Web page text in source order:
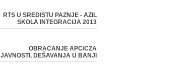
RTS U SREDISTU PAZNJE - AZIL
SKOLA INTEGRACIJA 2013
OBRAĆANJE APC/CZA
JAVNOSTI, DEŠAVANJA U BANJI